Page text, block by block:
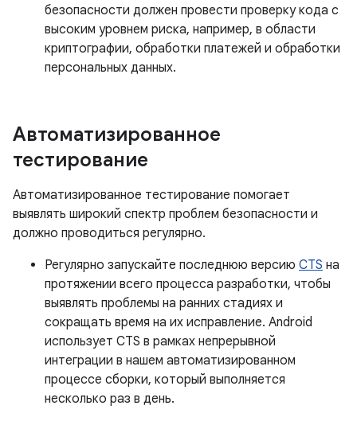
безопасности должен провести проверку кода с
высоким уровнем риска, например, в области
криптографии, обработки платежей и обработки
персональных данных.
Автоматизированное
тестирование
Автоматизированное тестирование помогает
выявлять широкий спектр проблем безопасности и
должно проводиться регулярно.
Регулярно запускайте последнюю версию CTS на
протяжении всего процесса разработки, чтобы
выявлять проблемы на ранних стадиях и
сокращать время на их исправление. Android
использует CTS в рамках непрерывной
интеграции в нашем автоматизированном
процессе сборки, который выполняется
несколько раз в день.